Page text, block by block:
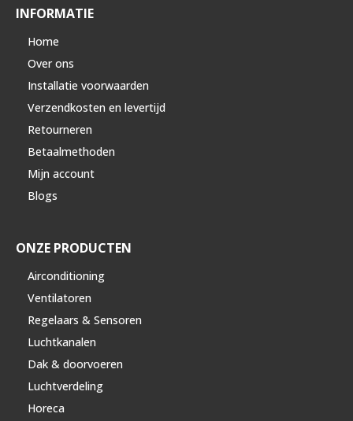
INFORMATIE
Home
Over ons
Installatie voorwaarden
Verzendkosten en levertijd
Retourneren
Betaalmethoden
Mijn account
Blogs
ONZE PRODUCTEN
Airconditioning
Ventilatoren
Regelaars & Sensoren
Luchtkanalen
Dak & doorvoeren
Luchtverdeling
Horeca